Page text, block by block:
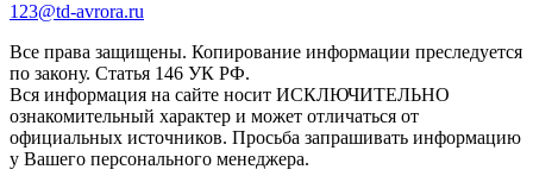
123@td-avrora.ru
Все права защищены. Копирование информации преследуется
по закону. Статья 146 УК РФ.
Вся информация на сайте носит ИСКЛЮЧИТЕЛЬНО
ознакомительный характер и может отличаться от
официальных источников. Просьба запрашивать информацию
у Вашего персонального менеджера.